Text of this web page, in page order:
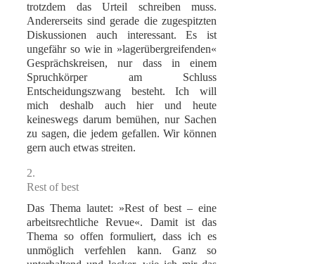
trotzdem das Urteil schreiben muss.
Andererseits sind gerade die zugespitzten
Diskussionen auch interessant. Es ist
ungefähr so wie in »lagerübergreifenden«
Gesprächskreisen, nur dass in einem
Spruchkörper am Schluss
Entscheidungszwang besteht. Ich will
mich deshalb auch hier und heute
keineswegs darum bemühen, nur Sachen
zu sagen, die jedem gefallen. Wir können
gern auch etwas streiten.
2.
Rest of best
Das Thema lautet: »Rest of best – eine
arbeitsrechtliche Revue«. Damit ist das
Thema so offen formuliert, dass ich es
unmöglich verfehlen kann. Ganz so